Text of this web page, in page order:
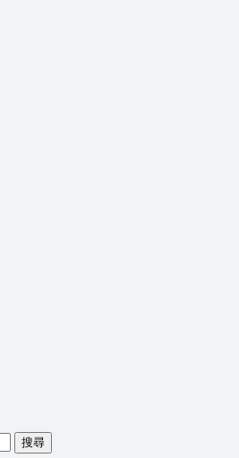
搜尋